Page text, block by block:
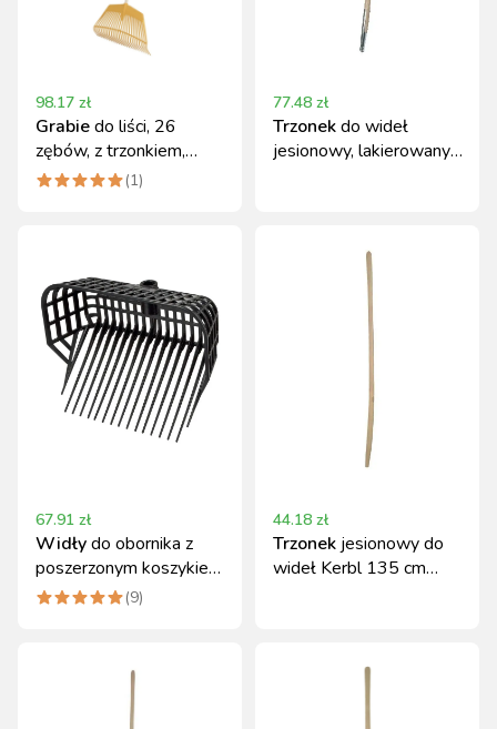
98.17 zł
Grabiedo liści, 26
zębów, z trzonkiem,
Kerbl
(1)
77.48 zł
Trzonekdo wideł
jesionowy, lakierowany,
67.91 zł
Widłydo obornika z
poszerzonym koszykiem
Kerbl 17 zębów
(9)
44.18 zł
Trzonek jesionowy do
wideł Kerbl 135 cm